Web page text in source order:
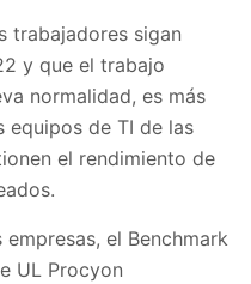
trabajadores sigan
y que el trabajo
normalidad, es más
equipos de TI de las
el rendimiento de
el Benchmark
UL Procyon